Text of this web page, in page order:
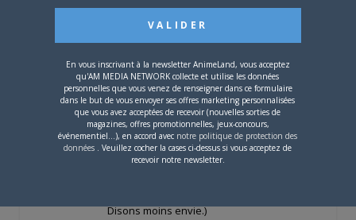
C'est aussi étonnant vu qu'il y a eu pas mal
de sorties manga/DVD ces dernières
semaines. Il y a donc des trucs à dire.
(Personne n'a parlé du dernier One Piece,
ce qui n'est quand même pas bien loin du
sacrilège! Moi non plus c'est vrai…)
Donc voilà. De mon côté, vie pas super
Disons moins envie.)
En vous inscrivant à la newsletter AnimeLand, vous acceptez
qu'AM MEDIA NETWORK collecte et utilise les données
personnelles que vous venez de renseigner dans ce formulaire
dans le but de vous envoyer ses offres marketing personnalisées
que vous avez acceptées de recevoir (nouvelles sorties de
magazines, offres promotionnelles, jeux-concours,
événementiel...), en accord avec notre politique de protection des
données . Veuillez cocher la cases ci-dessus si vous acceptez de
recevoir notre newsletter.